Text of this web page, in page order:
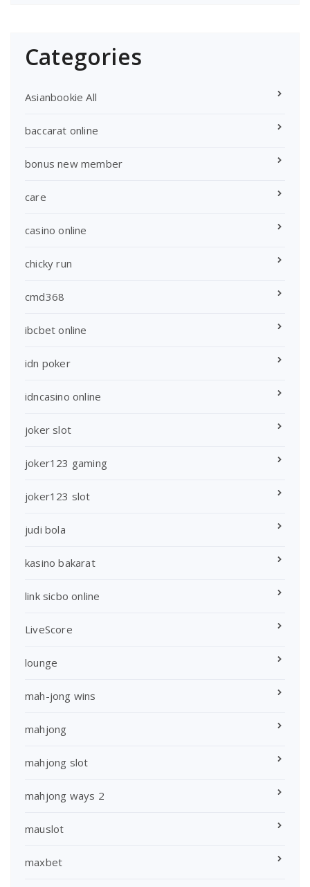
Categories
Asianbookie All
baccarat online
bonus new member
care
casino online
chicky run
cmd368
ibcbet online
idn poker
idncasino online
joker slot
joker123 gaming
joker123 slot
judi bola
kasino bakarat
link sicbo online
LiveScore
lounge
mah-jong wins
mahjong
mahjong slot
mahjong ways 2
mauslot
maxbet